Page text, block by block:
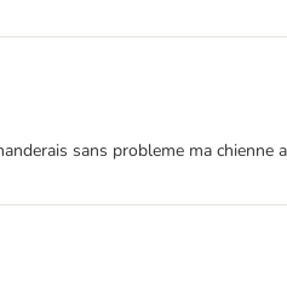
sans probleme ma